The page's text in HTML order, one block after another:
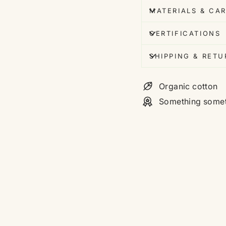
MATERIALS &
CERTIFICATIONS
SHIPPING &
Organic cotton
Something